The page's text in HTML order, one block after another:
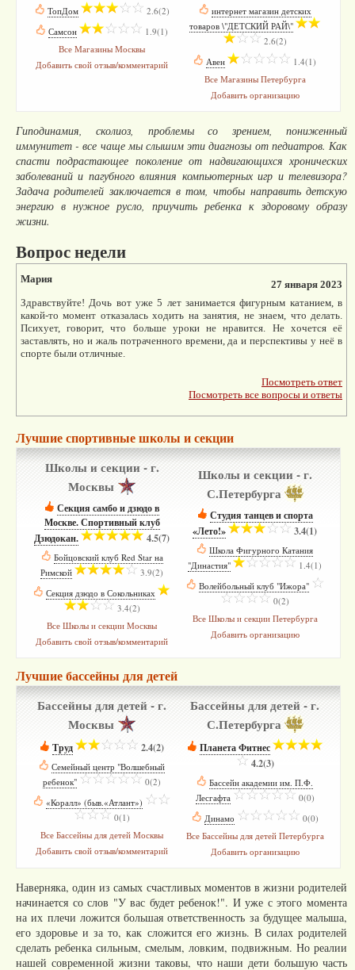
ТопДом­
2.6(2)
Самсон
1.9(1)
Все Магазины Москвы
Добавить свой отзыв/комментарий
интернет магазин детских
товаров \"ДЕТСКИЙ РАЙ\"­
2.6(2)
Авен
1.4(1)
Все Магазины Петербурга
Добавить организацию
Гиподинамия, сколиоз, проблемы со зрением, пониженный
иммунитет - все чаще мы слышим эти диагнозы от педиатров. Как
спасти подрастающее поколение от надвигающихся хронических
заболеваний и пагубного влияния компьютерных игр и телевизора?
Задача родителей заключается в том, чтобы направить детскую
энергию в нужное русло, приучить ребенка к здоровому образу
жизни.
Вопрос недели
Мария
27 января 2023
Здравствуйте! Дочь вот уже 5 лет занимается фигурным катанием, в
какой-то момент отказалась ходить на занятия, не знаем, что делать.
Психует, говорит, что больше уроки не нравится. Не хочется её
заставлять, но и жаль потраченного времени, да и перспективы у неё в
спорте были отличные.
Посмотреть ответ
Посмотреть все вопросы и ответы
Лучшие спортивные школы и секции
Школы и секции - г.
Москвы
Секция самбо и дзюдо в
Москве. Спортивный клуб
Дзюдокан.
4.5(7)
Бойцовский клуб Red Star на
Римской
3.9(2)
Секция дзюдо в Сокольниках
3.4(2)
Все Школы и секции Москвы
Добавить свой отзыв/комментарий
Школы и секции - г.
С.Петербурга
Студия танцев и спорта
«Лето!»
3.4(1)
Школа Фигурного Катания
"Династия"
1.4(1)
Волейбольный клуб "Ижора"­
0(2)
Все Школы и секции Петербурга
Добавить организацию
Лучшие бассейны для детей
Бассейны для детей - г.
Москвы
Труд 2.4(2)
Семейный центр "Волшебный
ребенок"
0(2)
«Коралл» (быв.«Атлант»)
0(1)
Все Бассейны для детей Москвы
Добавить свой отзыв/комментарий
Бассейны для детей - г.
С.Петербурга
Планета Фитнес­
4.2(3)
Бассейн академии им. П.Ф.
Лесгафта­
0(0)
Динамо
0(0)
Все Бассейны для детей Петербурга
Добавить организацию
Наверняка, один из самых счастливых моментов в жизни родителей
начинается со слов "У вас будет ребенок!". И уже с этого момента
на их плечи ложится большая ответственность за будущее малыша,
его здоровье и за то, как сложится его жизнь. В силах родителей
сделать ребенка сильным, смелым, ловким, подвижным. Но реалии
нашей современной жизни таковы, что наши дети большую часть